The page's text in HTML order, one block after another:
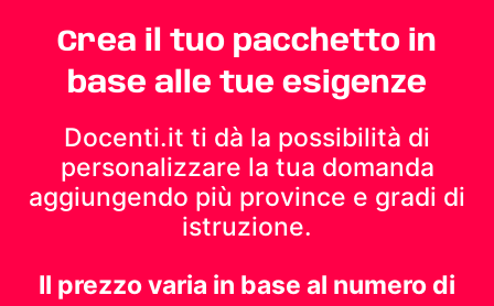
Crea il tuo pacchetto in
base alle tue esigenze
Docenti.it ti dà la possibilità di
personalizzare la tua domanda
aggiungendo più province e gradi di
istruzione.
Il prezzo varia in base al numero di